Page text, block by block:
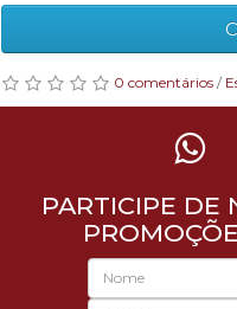
0 comentários /
PARTICIPE DE